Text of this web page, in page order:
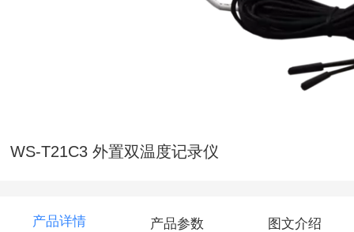
WS-T21C3 外置双温度记录仪
产品详情 产品参数 图文介绍